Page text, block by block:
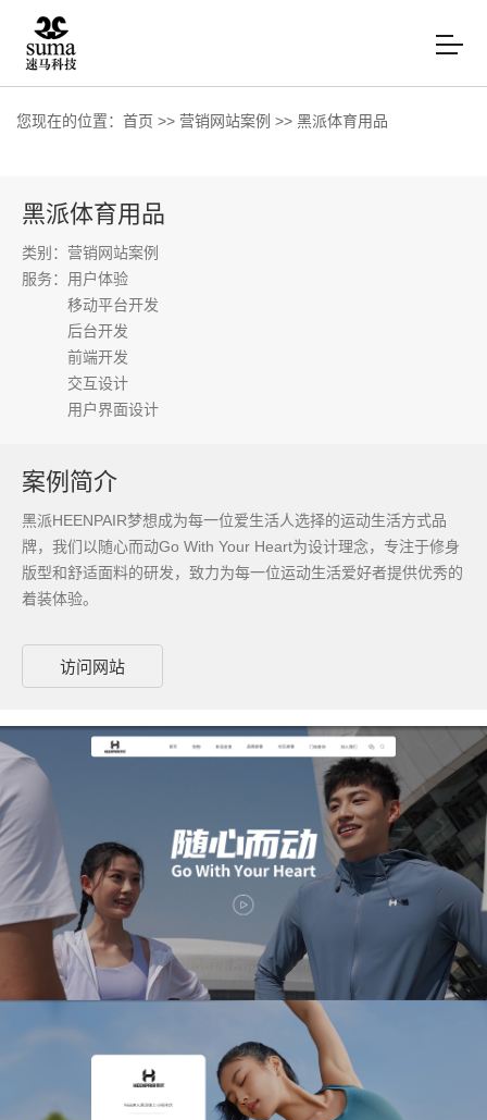
您现在的位置： 首页 >> 营销网站案例 >> 黑派体育用品
黑派体育用品
类别：营销网站案例
服务： 用户体验
移动平台开发
后台开发
前端开发
交互设计
用户界面设计
案例简介
黑派HEENPAIR梦想成为每一位爱生活人选择的运动生活方式品
牌，我们以随心而动Go With Your Heart为设计理念，专注于修身
版型和舒适面料的研发，致力为每一位运动生活爱好者提供优秀的
着装体验。
访问网站